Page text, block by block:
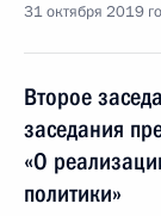
31 октября 2019
Второе
заседания
«О
политики»